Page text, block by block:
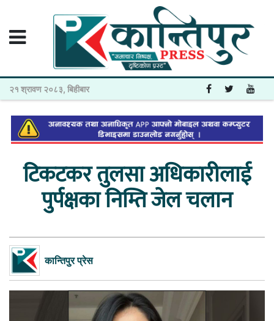
२१ श्रावण २०८३, बिहीबार
टिकटकर तुलसा अधिकारीलाई
पुर्पक्षका निम्ति जेल चलान
कान्तिपुर प्रेस